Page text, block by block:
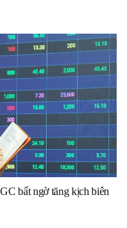
bất ngờ tăng kịch biên